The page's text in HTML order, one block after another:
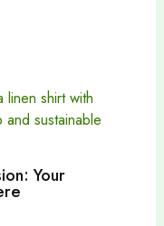
Your